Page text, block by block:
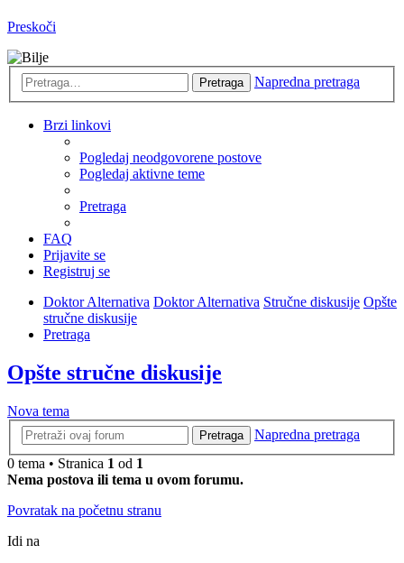
Preskoči
Pretraga Napredna pretraga
Brzi linkovi
Pogledaj neodgovorene postove
Pogledaj aktivne teme
Pretraga
FAQ
Prijavite se
Registruj se
Doktor Alternativa Doktor Alternativa Stručne diskusije Opšte
stručne diskusije
Pretraga
Opšte stručne diskusije
Nova tema
Pretraga
Napredna pretraga
0 tema • Stranica 1 od 1
Nema postova ili tema u ovom forumu.
Povratak na početnu stranu
Idi na